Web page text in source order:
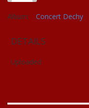
Album: Concert Dechy
DETAILS
Uploaded